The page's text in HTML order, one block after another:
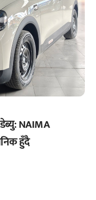
NAIMA
हुँदै